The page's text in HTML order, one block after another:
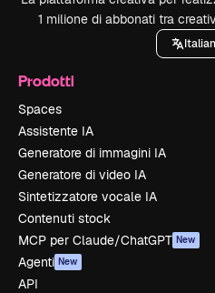
1 milione di abbonati tra
Prodotti
Spaces
Assistente IA
Generatore di immagini IA
Generatore di video IA
Sintetizzatore vocale IA
Contenuti stock
MCP per Claude/ChatGPT New
Agenti New
API